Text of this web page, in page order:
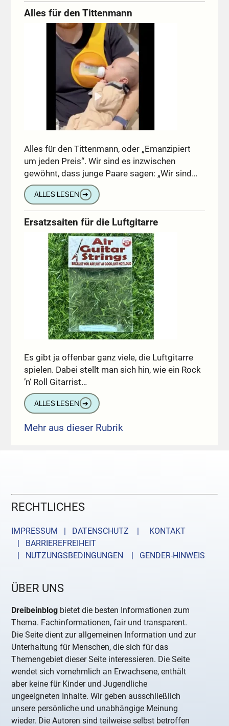
Alles für den Tittenmann
Alles für den Tittenmann, oder „Emanzipiert
um jeden Preis“. Wir sind es inzwischen
gewöhnt, dass junge Paare sagen: „Wir sind…
ALLES LESEN ➔
Ersatzsaiten für die Luftgitarre
Es gibt ja offenbar ganz viele, die Luftgitarre
spielen. Dabei stellt man sich hin, wie ein Rock
’n‘ Roll Gitarrist…
ALLES LESEN ➔
Mehr aus dieser Rubrik
RECHTLICHES
IMPRESSUM | DATENSCHUTZ |
KONTAKT
| BARRIEREFREIHEIT
| NUTZUNGSBEDINGUNGEN
| GENDER-HINWEIS
ÜBER UNS
Dreibeinblog bietet die besten Informationen zum
Thema. Fachinformationen, fair und transparent.
Die Seite dient zur allgemeinen Information und zur
Unterhaltung für Menschen, die sich für das
Themengebiet dieser Seite interessieren. Die Seite
wendet sich vornehmlich an Erwachsene, enthält
aber keine für Kinder und Jugendliche
ungeeigneten Inhalte. Wir geben ausschließlich
unsere persönliche und unabhängige Meinung
wieder. Die Autoren sind teilweise selbst betroffen